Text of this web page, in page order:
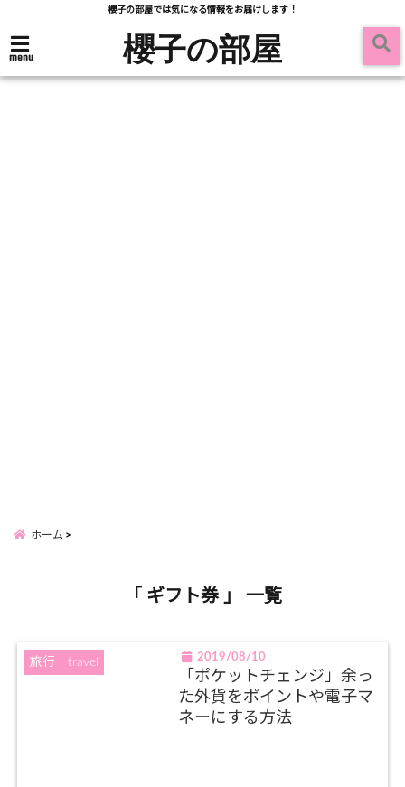
櫻子の部屋では気になる情報をお届けします！
menu 櫻子の部屋
ホーム
「 ギフト券 」 一覧
旅行 travel 2019/08/10
「ポケットチェンジ」余っ
た外貨をポイントや電子マ
ネーにする方法